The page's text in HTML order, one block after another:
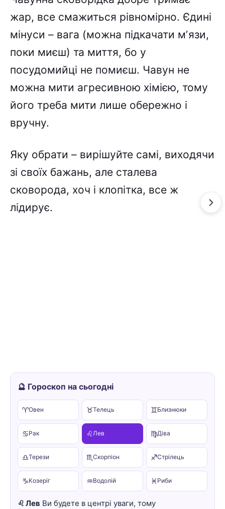
жар, все смажиться рівномірно. Єдині
мінуси – вага (можна підкачати мʼязи,
поки миєш) та миття, бо у
посудомийці не помиєш. Чавун не
можна мити агресивною хімією, тому
його треба мити лише обережно і
вручну.
Яку обрати – вирішуйте самі, виходячи
зі своїх бажань, але сталева
сковорода, хоч і клопітка, все ж
лідирує.
🔮 Гороскоп на сьогодні
♈Овен ♉Телець ♊Близнюки
♋Рак ♌Лев ♍Діва
♎Терези ♏Скорпіон ♐Стрілець
♑Козеріг ♒Водолій ♓ Риби
♌ Лев Ви будете в центрі уваги, тому